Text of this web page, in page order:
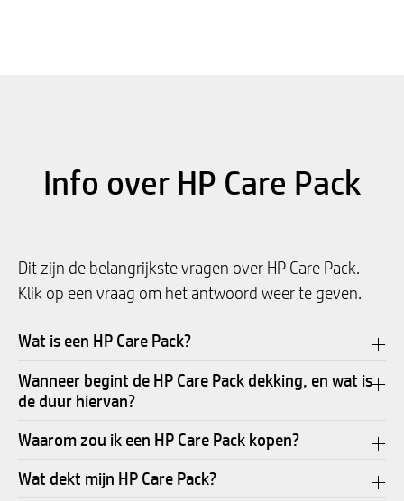
Info over HP Care Pack
Dit zijn de belangrijkste vragen over HP Care Pack.
Klik op een vraag om het antwoord weer te geven.
Wat is een HP Care Pack?
Wanneer begint de HP Care Pack dekking, en wat is
de duur hiervan?
Waarom zou ik een HP Care Pack kopen?
Wat dekt mijn HP Care Pack?